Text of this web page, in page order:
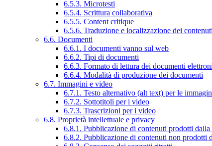
6.5.3. Microtesti
6.5.4. Scrittura collaborativa
6.5.5. Content critique
6.5.6. Traduzione e localizzazione dei contenuti
6.6. Documenti
6.6.1. I documenti vanno sul web
6.6.2. Tipi di documenti
6.6.3. Formato di lettura dei documenti
6.6.4. Modalità di produzione dei documenti
6.7. Immagini e video
6.7.1. Testo alternativo (alt text) per le
6.7.2. Sottotitoli per i video
6.7.3. Trascrizioni per i video
6.8. Proprietà intellettuale e privacy
6.8.1. Pubblicazione di contenuti prodotti
6.8.2. Pubblicazione di contenuti non prodotti